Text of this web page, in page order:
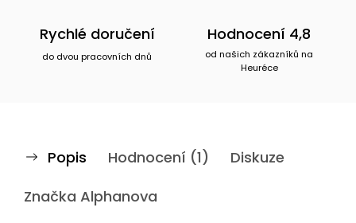
Rychlé doručení
do dvou pracovních dnů
Hodnocení 4,8
od našich zákazníků na
Heuréce
Popis Hodnocení (1)
Diskuze
Značka Alphanova